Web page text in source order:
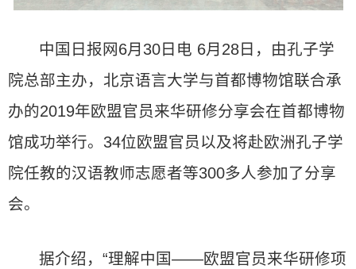
中国日报网6月30日电 6月28日，由孔子学
院总部主办，北京语言大学与首都博物馆联合承
办的2019年欧盟官员来华研修分享会在首都博物
馆成功举行。34位欧盟官员以及将赴欧洲孔子学
院任教的汉语教师志愿者等300多人参加了分享
会。
据介绍，“理解中国——欧盟官员来华研修项